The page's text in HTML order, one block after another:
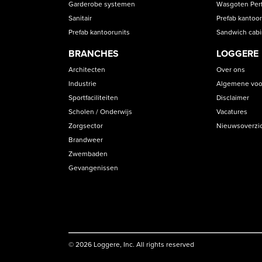
Garderobe systemen
Sanitair
Prefab kantoorunits
BRANCHES
Architecten
Industrie
Sportfaciliteiten
Scholen / Onderwijs
Zorgsector
Brandweer
Zwembaden
Gevangenissen
Wasgoten
Prefab
Sandwich
LOGGERE
Over ons
Algemene
Disclaimer
Vacatures
© 2026 Loggere, Inc. All rights reserved